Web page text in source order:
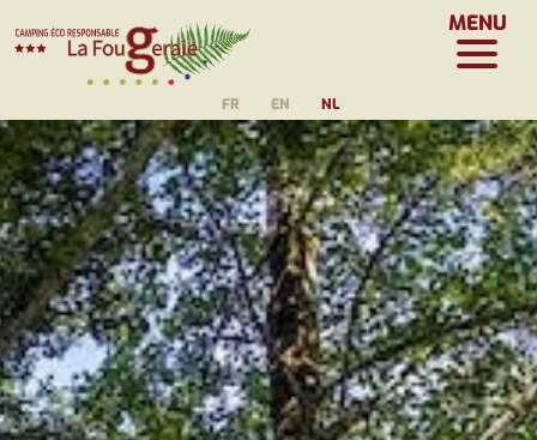
FR EN NL
MENU